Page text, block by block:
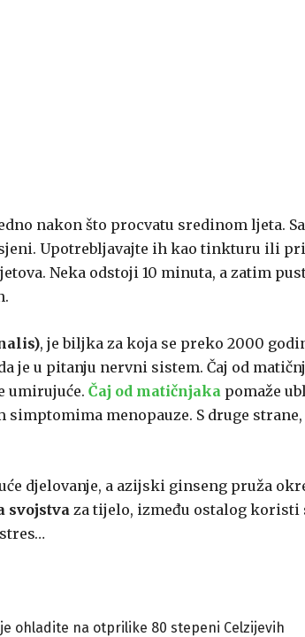
nakon što procvatu sredinom ljeta.
sjeni. Upotrebljavajte ih kao tinkturu ili
Neka odstoji 10 minuta, a zatim
, je biljka za koja se preko 2000
je u pitanju nervni sistem. Čaj od
umirujuće. Čaj od matičnjaka pomaže
menopauze. S druge
djelovanje, a azijski ginseng pruža
svojstvaza tijelo, između ostalog koristi
ohladite na otprilike 80 stepeni Celzijevih